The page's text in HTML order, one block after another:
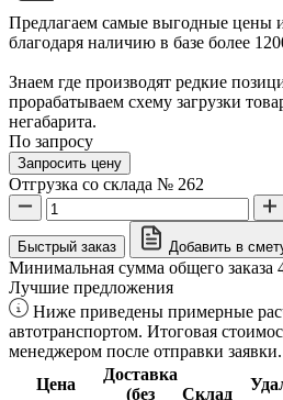
Предлагаем самые выгодные цены
благодаря наличию в базе более
Знаем где производят редкие
прорабатываем схему загрузки
негабарита.
По запросу
Запросить цену
Отгрузка со склада № 262
Быстрый заказ Добавить в
Минимальная сумма общего заказа
Лучшие предложения
Ниже приведены примерные
автотранспортом. Итоговая
менеджером после отправки заявки.
Цена
Доставка
(без
Склад